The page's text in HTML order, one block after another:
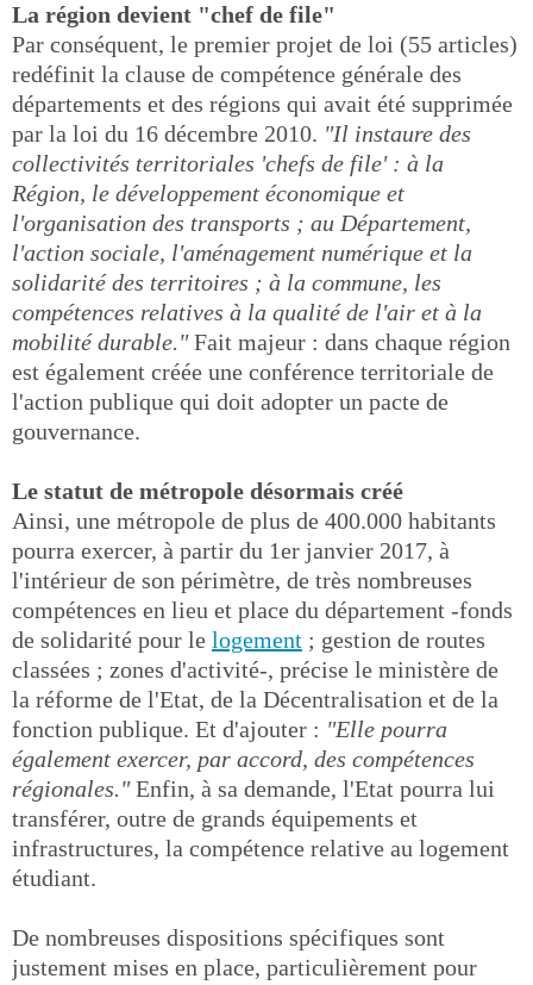
La région devient "chef de file"
Par conséquent, le premier projet de loi (55 articles)
redéfinit la clause de compétence générale des
départements et des régions qui avait été supprimée
par la loi du 16 décembre 2010. "Il instaure des
collectivités territoriales 'chefs de file' : à la
Région, le développement économique et
l'organisation des transports ; au Département,
l'action sociale, l'aménagement numérique et la
solidarité des territoires ; à la commune, les
compétences relatives à la qualité de l'air et à la
mobilité durable."Fait majeur : dans chaque région
est également créée une conférence territoriale de
l'action publique qui doit adopter un pacte de
gouvernance.
Le statut de métropole désormais créé
Ainsi, une métropole de plus de 400.000 habitants
pourra exercer, à partir du 1er janvier 2017, à
l'intérieur de son périmètre, de très nombreuses
compétences en lieu et place du département -fonds
de solidarité pour le logement ; gestion de routes
classées ; zones d'activité-, précise le ministère de
la réforme de l'Etat, de la Décentralisation et de la
fonction publique. Et d'ajouter : "Elle pourra
également exercer, par accord, des compétences
régionales."Enfin, à sa demande, l'Etat pourra lui
transférer, outre de grands équipements et
infrastructures, la compétence relative au logement
étudiant.
De nombreuses dispositions spécifiques sont
justement mises en place, particulièrement pour